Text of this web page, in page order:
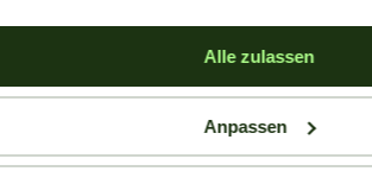
Alle zulassen
Anpassen